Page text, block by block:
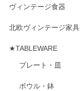
ヴィンテージ食器
北欧ヴィンテージ家具
★TABLEWARE
プレート・皿
ボウル・鉢